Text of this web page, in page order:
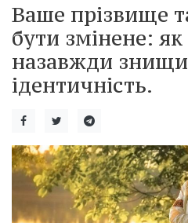
Ваше прізвище
бути змінене:
назавжди
ідентичність.